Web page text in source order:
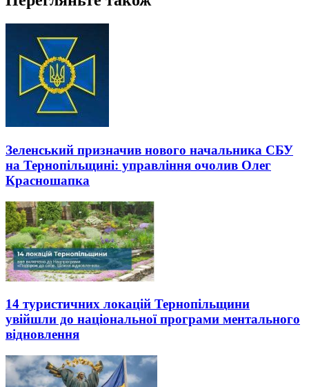
Зеленський призначив нового начальника СБУ
на Тернопільщині: управління очолив Олег
Красношапка
14 туристичних локацій Тернопільщини
увійшли до національної програми ментального
відновлення